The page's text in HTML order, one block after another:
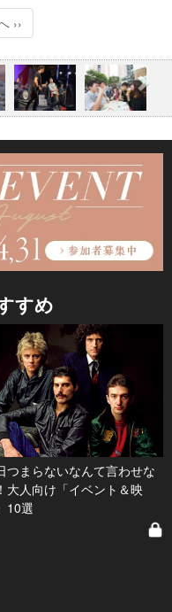
››
すめ
つまらないなんて言わせな
大人向け「イベント＆映
10選